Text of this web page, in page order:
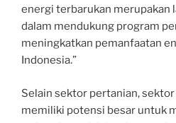
energi terbarukan merupakan
dalam mendukung program
meningkatkan pemanfaatan
Indonesia.”
Selain sektor pertanian,
memiliki potensi besar untuk